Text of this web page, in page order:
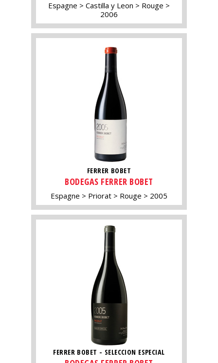
Espagne Castilla y Leon
Rouge
2006
FERRER BOBET
BODEGAS FERRER BOBET
Espagne Priorat Rouge 2005
FERRER BOBET - SELECCION ESPECIAL